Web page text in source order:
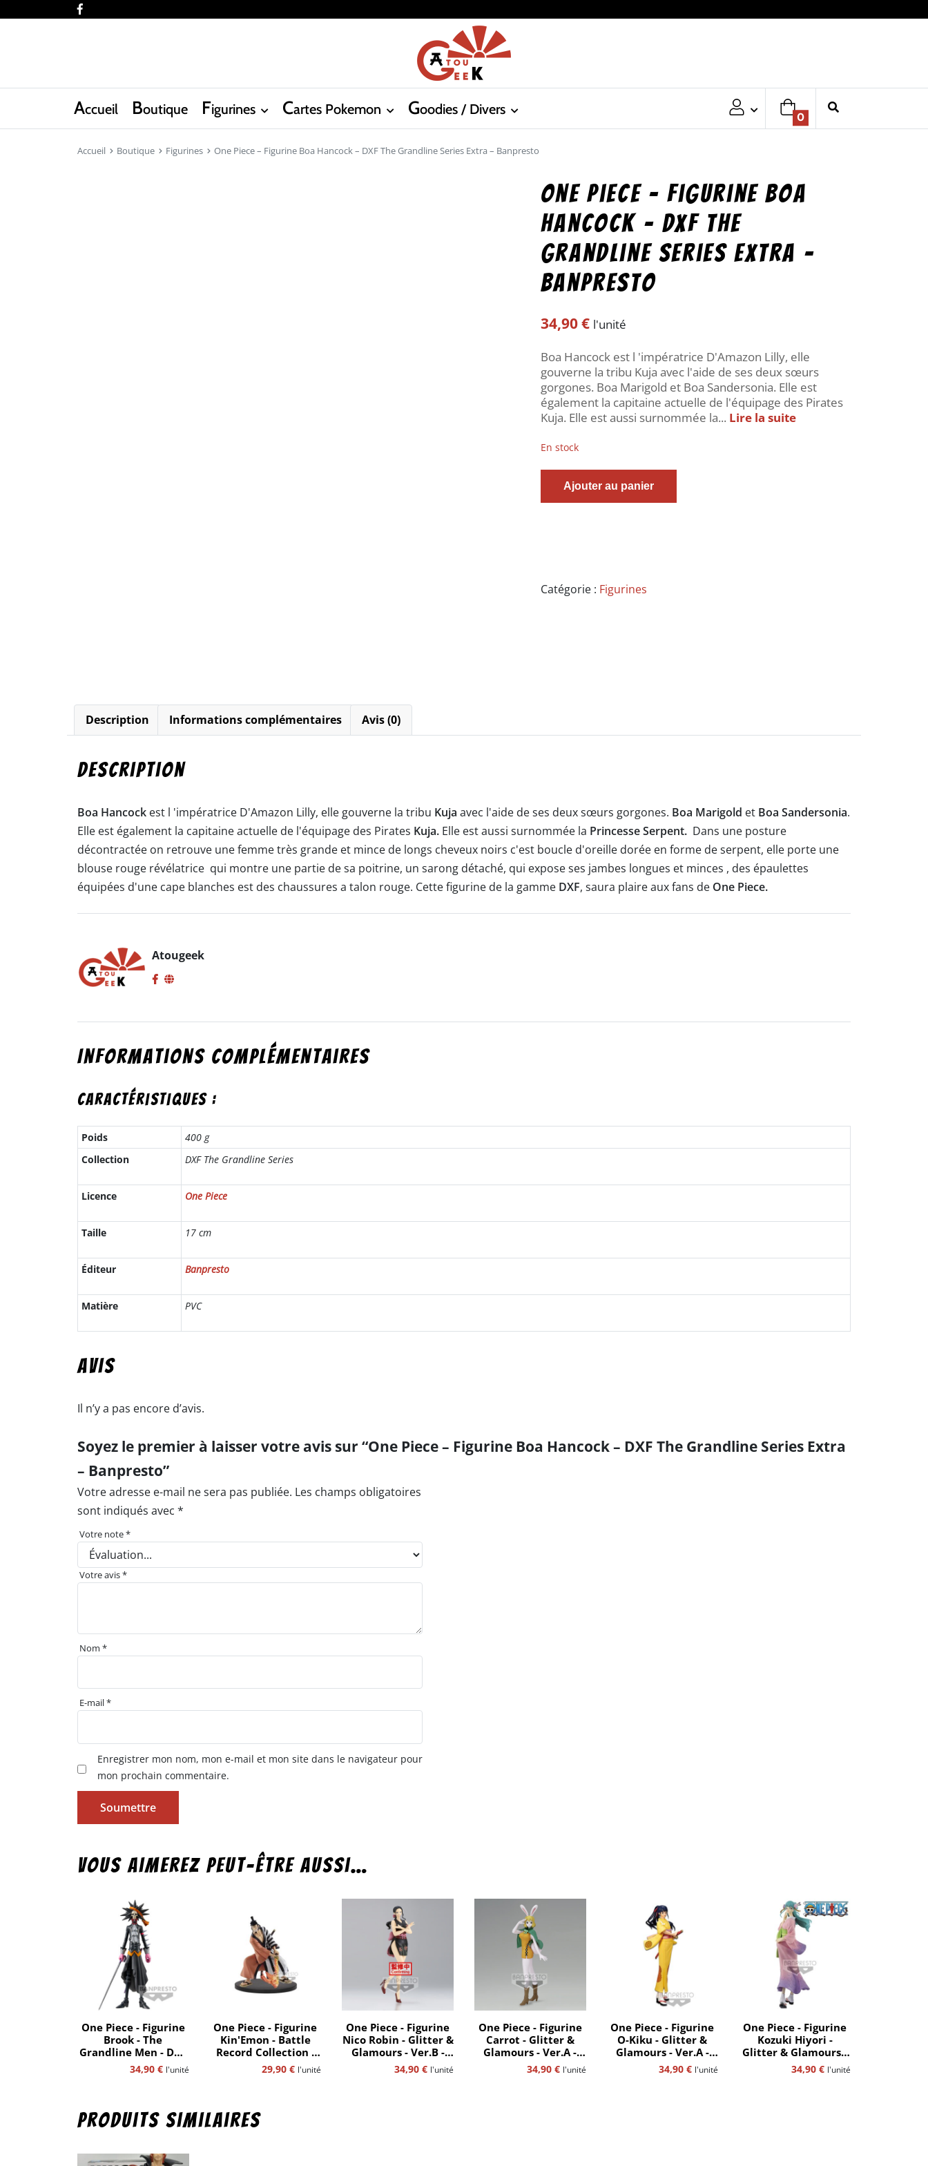
facebook
Accueil Boutique Figurines Cartes Pokemon Goodies / Divers
0
Accueil Boutique Figurines One Piece – Figurine Boa Hancock – DXF The Grandline Series Extra – Banpresto
One Piece – Figurine Boa
Hancock – DXF The
Grandline Series Extra –
Banpresto
34,90€ l'unité
Boa Hancock est l 'impératrice D'Amazon Lilly, elle
gouverne la tribu Kuja avec l'aide de ses deux sœurs
gorgones. Boa Marigold et Boa Sandersonia. Elle est
également la capitaine actuelle de l'équipage des Pirates
Kuja. Elle est aussi surnommée la... Lire la suite
En stock
One
-
Ajouter au panier
Catégorie : Figurines
Description Informations complémentaires Avis (0)
Description
Boa Hancock est l 'impératrice D'Amazon Lilly, elle gouverne la tribu Kuja avec l'aide de ses deux sœurs gorgones. Boa Marigold et Boa Sandersonia.
Elle est également la capitaine actuelle de l'équipage des Pirates Kuja. Elle est aussi surnommée la Princesse Serpent. Dans une posture
décontractée on retrouve une femme très grande et mince de longs cheveux noirs c'est boucle d'oreille dorée en forme de serpent, elle porte une
blouse rouge révélatrice qui montre une partie de sa poitrine, un sarong détaché, qui expose ses jambes longues et minces , des épaulettes
équipées d'une cape blanches est des chaussures a talon rouge. Cette figurine de la gamme DXF, saura plaire aux fans de One Piece.
Atougeek
Informations complémentaires
Caractéristiques :
Poids
400 g
Collection
DXF The Grandline Series
Licence One Piece
Taille 17 cm
Éditeur Banpresto
Matière PVC
Avis
Il n’y a pas encore d’avis.
Soyez le premier à laisser votre avis sur “One Piece – Figurine Boa Hancock – DXF The Grandline Series Extra
– Banpresto”
Votre adresse e-mail ne sera pas publiée. Les champs obligatoires
sont indiqués avec *
Votre note*
Votre avis*
Nom*
E-mail*
Enregistrer mon nom, mon e-mail et mon site dans le navigateur pour
mon prochain commentaire.
Vous aimerez peut-être aussi…
One Piece - Figurine
Brook - The
Grandline Men - DXF
- Film red Vol.9 -
Bandaï-Spirits
34,90 € l'unité
One Piece - Figurine
Kin'Emon - Battle
Record Collection -
Bandaï-Spirits
29,90€ l'unité
One Piece - Figurine
Nico Robin - Glitter &
Glamours - Ver.B -
Wanokuni Style II -
Bandaï-Spirits
34,90 € l'unité
One Piece - Figurine
Carrot - Glitter &
Glamours - Ver.A -
Bandaï-Spirits
34,90 € l'unité
One Piece - Figurine
O-Kiku - Glitter &
Glamours - Ver.A -
Bandaï-Spirits
34,90€ l'unité
One Piece - Figurine
Kozuki Hiyori -
Glitter & Glamours -
Ver.A - Bandaï-Spirits
34,90 € l'unité
Produits similaires